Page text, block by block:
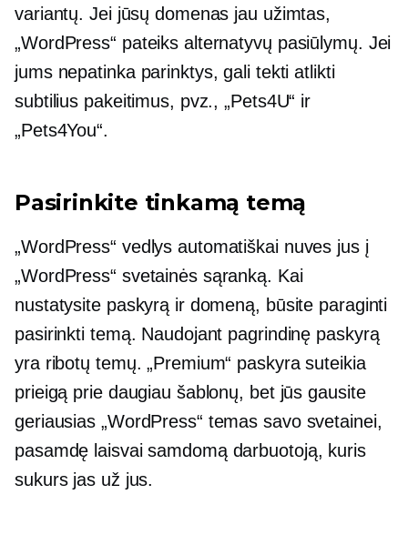
variantų. Jei jūsų domenas jau užimtas,
„WordPress“ pateiks alternatyvų pasiūlymų. Jei
jums nepatinka parinktys, gali tekti atlikti
subtilius pakeitimus, pvz., „Pets4U“ ir
„Pets4You“.
Pasirinkite tinkamą temą
„WordPress“ vedlys automatiškai nuves jus į
„WordPress“ svetainės sąranką. Kai
nustatysite paskyrą ir domeną, būsite paraginti
pasirinkti temą. Naudojant pagrindinę paskyrą
yra ribotų temų. „Premium“ paskyra suteikia
prieigą prie daugiau šablonų, bet jūs gausite
geriausias „WordPress“ temas savo svetainei,
pasamdę laisvai samdomą darbuotoją, kuris
sukurs jas už jus.